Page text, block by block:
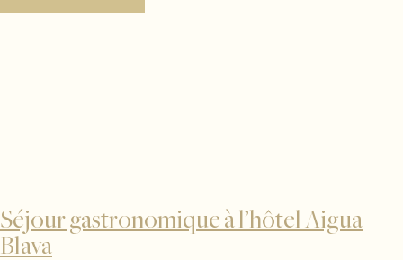
Séjour gastronomique à l’hôtel Aigua
Blava